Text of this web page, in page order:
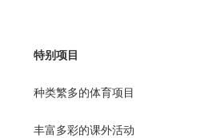
特别项目
种类繁多的体育项目
丰富多彩的课外活动